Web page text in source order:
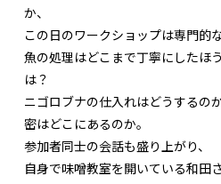
か、
この日のワークショップは専門的
魚の処理はどこまで丁寧にしたほ
は？
ニゴロブナの仕入れはどうするの
密はどこにあるのか。
参加者同士の会話も盛り上がり、
自身で味噌教室を開いている和田